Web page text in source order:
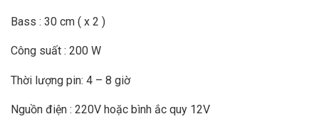
Bass : 30 cm ( x 2 )
Công suất : 200 W
Thời lượng pin: 4 – 8 giờ
Nguồn điện : 220V hoặc bình ắc quy 12V